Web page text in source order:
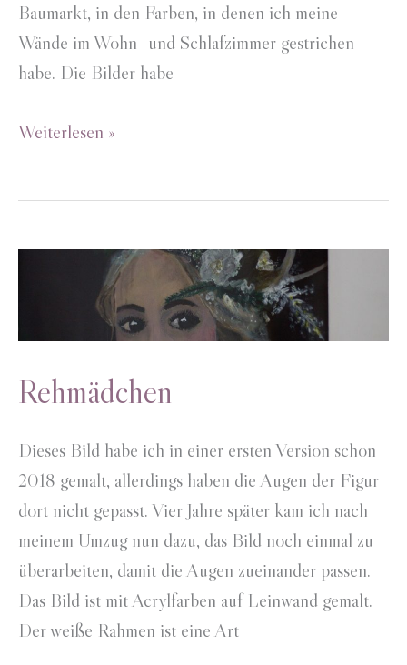
Baumarkt, in den Farben, in denen ich meine
Wände im Wohn- und Schlafzimmer gestrichen
habe. Die Bilder habe
Einladungskarte
Weiterlesen »
Rehmädchen
Dieses Bild habe ich in einer ersten Version schon
2018 gemalt, allerdings haben die Augen der Figur
dort nicht gepasst. Vier Jahre später kam ich nach
meinem Umzug nun dazu, das Bild noch einmal zu
überarbeiten, damit die Augen zueinander passen.
Das Bild ist mit Acrylfarben auf Leinwand gemalt.
Der weiße Rahmen ist eine Art